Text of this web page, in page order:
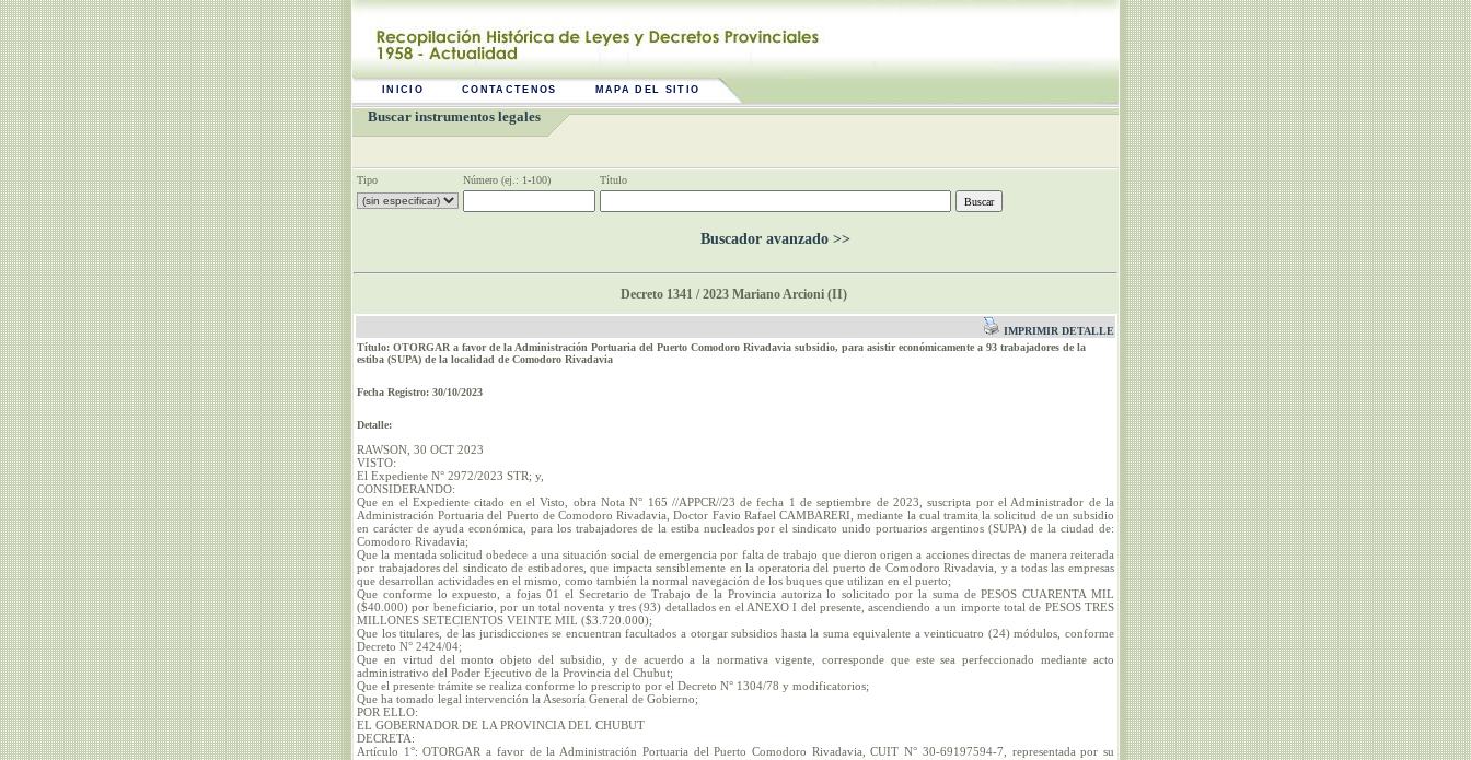
INICIO CONTACTENOS MAPA DEL SITIO
Buscar instrumentos legales
Tipo Número (ej.: 1-100) Título
Buscador avanzado >>
Decreto 1341 / 2023 Mariano Arcioni (II)
IMPRIMIR DETALLE
Título: OTORGAR a favor de la Administración Portuaria del Puerto Comodoro Rivadavia subsidio, para asistir económicamente a 93 trabajadores de la
estiba (SUPA) de la localidad de Comodoro Rivadavia
Fecha Registro: 30/10/2023
Detalle:
RAWSON, 30 OCT 2023
VISTO:
El Expediente N° 2972/2023 STR; y,
CONSIDERANDO:
Que en el Expediente citado en el Visto, obra Nota N° 165 //APPCR//23 de fecha 1 de septiembre de 2023, suscripta por el Administrador de la
Administración Portuaria del Puerto de Comodoro Rivadavia, Doctor Favio Rafael CAMBARERI, mediante la cual tramita la solicitud de un subsidio
en carácter de ayuda económica, para los trabajadores de la estiba nucleados por el sindicato unido portuarios argentinos (SUPA) de la ciudad de:
Comodoro Rivadavia;
Que la mentada solicitud obedece a una situación social de emergencia por falta de trabajo que dieron origen a acciones directas de manera reiterada
por trabajadores del sindicato de estibadores, que impacta sensiblemente en la operatoria del puerto de Comodoro Rivadavia, y a todas las empresas
que desarrollan actividades en el mismo, como también la normal navegación de los buques que utilizan en el puerto;
Que conforme lo expuesto, a fojas 01 el Secretario de Trabajo de la Provincia autoriza lo solicitado por la suma de PESOS CUARENTA MIL
($40.000) por beneficiario, por un total noventa y tres (93) detallados en el ANEXO I del presente, ascendiendo a un importe total de PESOS TRES
MILLONES SETECIENTOS VEINTE MIL ($3.720.000);
Que los titulares, de las jurisdicciones se encuentran facultados a otorgar subsidios hasta la suma equivalente a veinticuatro (24) módulos, conforme
Decreto N° 2424/04;
Que en virtud del monto objeto del subsidio, y de acuerdo a la normativa vigente, corresponde que este sea perfeccionado mediante acto
administrativo del Poder Ejecutivo de la Provincia del Chubut;
Que el presente trámite se realiza conforme lo prescripto por el Decreto N° 1304/78 y modificatorios;
Que ha tomado legal intervención la Asesoría General de Gobierno;
POR ELLO:
EL GOBERNADOR DE LA PROVINCIA DEL CHUBUT
DECRETA:
Artículo 1°: OTORGAR a favor de la Administración Portuaria del Puerto Comodoro Rivadavia, CUIT N° 30-69197594-7, representada por su